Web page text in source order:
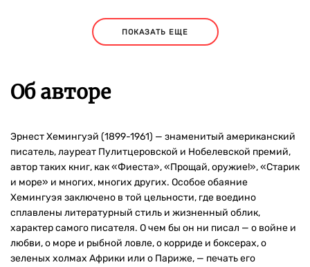
ПОКАЗАТЬ ЕЩЕ
Об авторе
Эрнест Хемингуэй (1899-1961) — знаменитый американский
писатель, лауреат Пулитцеровской и Нобелевской премий,
автор таких книг, как «Фиеста», «Прощай, оружие!», «Старик
и море» и многих, многих других. Особое обаяние
Хемингуэя заключено в той цельности, где воедино
сплавлены литературный стиль и жизненный облик,
характер самого писателя. О чем бы он ни писал — о войне и
любви, о море и рыбной ловле, о корриде и боксерах, о
зеленых холмах Африки или о Париже, — печать его